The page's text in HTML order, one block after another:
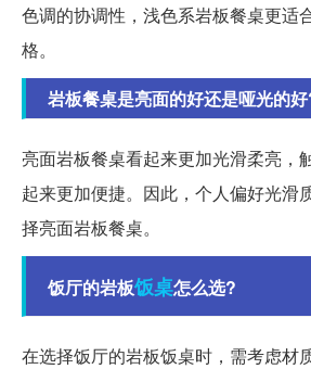
色调的协调性，浅色系岩板餐桌更适
格。
岩板餐桌是亮面的好还是哑光的
亮面岩板餐桌看起来更加光滑柔亮，
起来更加便捷。因此，个人偏好光滑
择亮面岩板餐桌。
饭厅的岩板饭桌怎么选?
在选择饭厅的岩板饭桌时，需考虑材